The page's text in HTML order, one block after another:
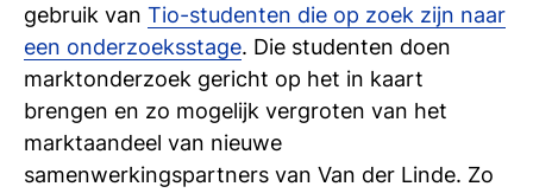
gebruik van Tio-studenten die op zoek zijn naar
een onderzoeksstage. Die studenten doen
marktonderzoek gericht op het in kaart
brengen en zo mogelijk vergroten van het
marktaandeel van nieuwe
samenwerkingspartners van Van der Linde. Zo